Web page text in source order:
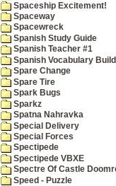
Spaceship Excitement!
Spaceway
Spacewreck
Spanish Study Guide
Spanish Teacher #1
Spanish Vocabulary
Spare Change
Spare Tire
Spark Bugs
Sparkz
Spatna Nahravka
Special Delivery
Special Forces
Spectipede
Spectipede VBXE
Spectre Of Castle
Speed - Puzzle